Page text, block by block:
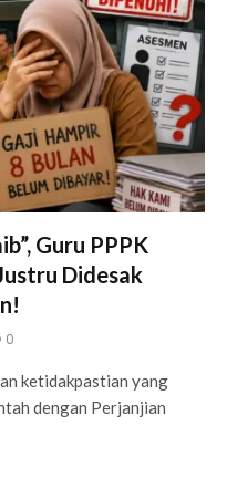
Guru PPPK
Didesak
0
ketidakpastian yang
dengan Perjanjian